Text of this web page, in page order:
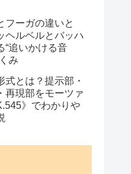
フーガの違いと
ヘルベルとバッハ
“追いかける音
み
式とは？提示部・
再現部をモーツァ
》でわかりや